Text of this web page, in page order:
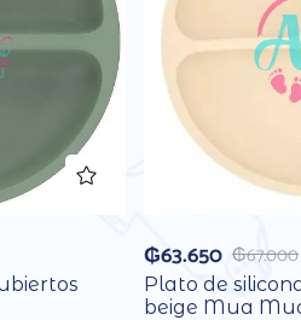
₲67.000
₲63.650
Plato de
beige Mua